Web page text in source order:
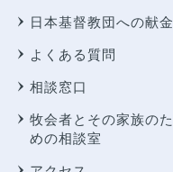
日本基督教団への献金
よくある質問
相談窓口
牧会者とその家族のた
めの相談室